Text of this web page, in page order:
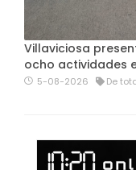
Villaviciosa
ocho actividades
5-08-2026 De